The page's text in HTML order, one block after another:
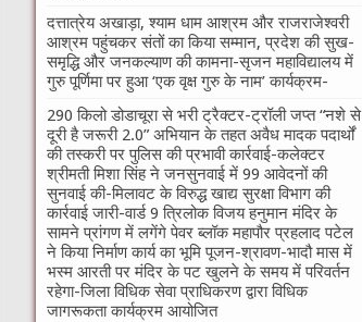
दत्तात्रेय अखाड़ा, श्याम धाम आश्रम और राजराजेश्वरी
आश्रम पहुंचकर संतों का किया सम्मान, प्रदेश की सुख-
समृद्धि और जनकल्याण की कामना-सृजन महाविद्यालय में
गुरु पूर्णिमा पर हुआ ‘एक वृक्ष गुरु के नाम’ कार्यक्रम-
290 किलो डोडाचूरा से भरी ट्रैक्टर-ट्रॉली जप्त “नशे से
दूरी है जरूरी 2.0” अभियान के तहत अवैध मादक पदार्थों
की तस्करी पर पुलिस की प्रभावी कार्रवाई-कलेक्टर
श्रीमती मिशा सिंह ने जनसुनवाई में 99 आवेदनों की
सुनवाई की-मिलावट के विरुद्ध खाद्य सुरक्षा विभाग की
कार्रवाई जारी-वार्ड 9 त्रिलोक विजय हनुमान मंदिर के
सामने प्रांगण में लगेंगे पेवर ब्लॉक महापौर प्रहलाद पटेल
ने किया निर्माण कार्य का भूमि पूजन-श्रावण-भादौ मास में
भस्म आरती पर मंदिर के पट खुलने के समय में परिवर्तन
रहेगा-जिला विधिक सेवा प्राधिकरण द्वारा विधिक
जागरूकता कार्यक्रम आयोजित